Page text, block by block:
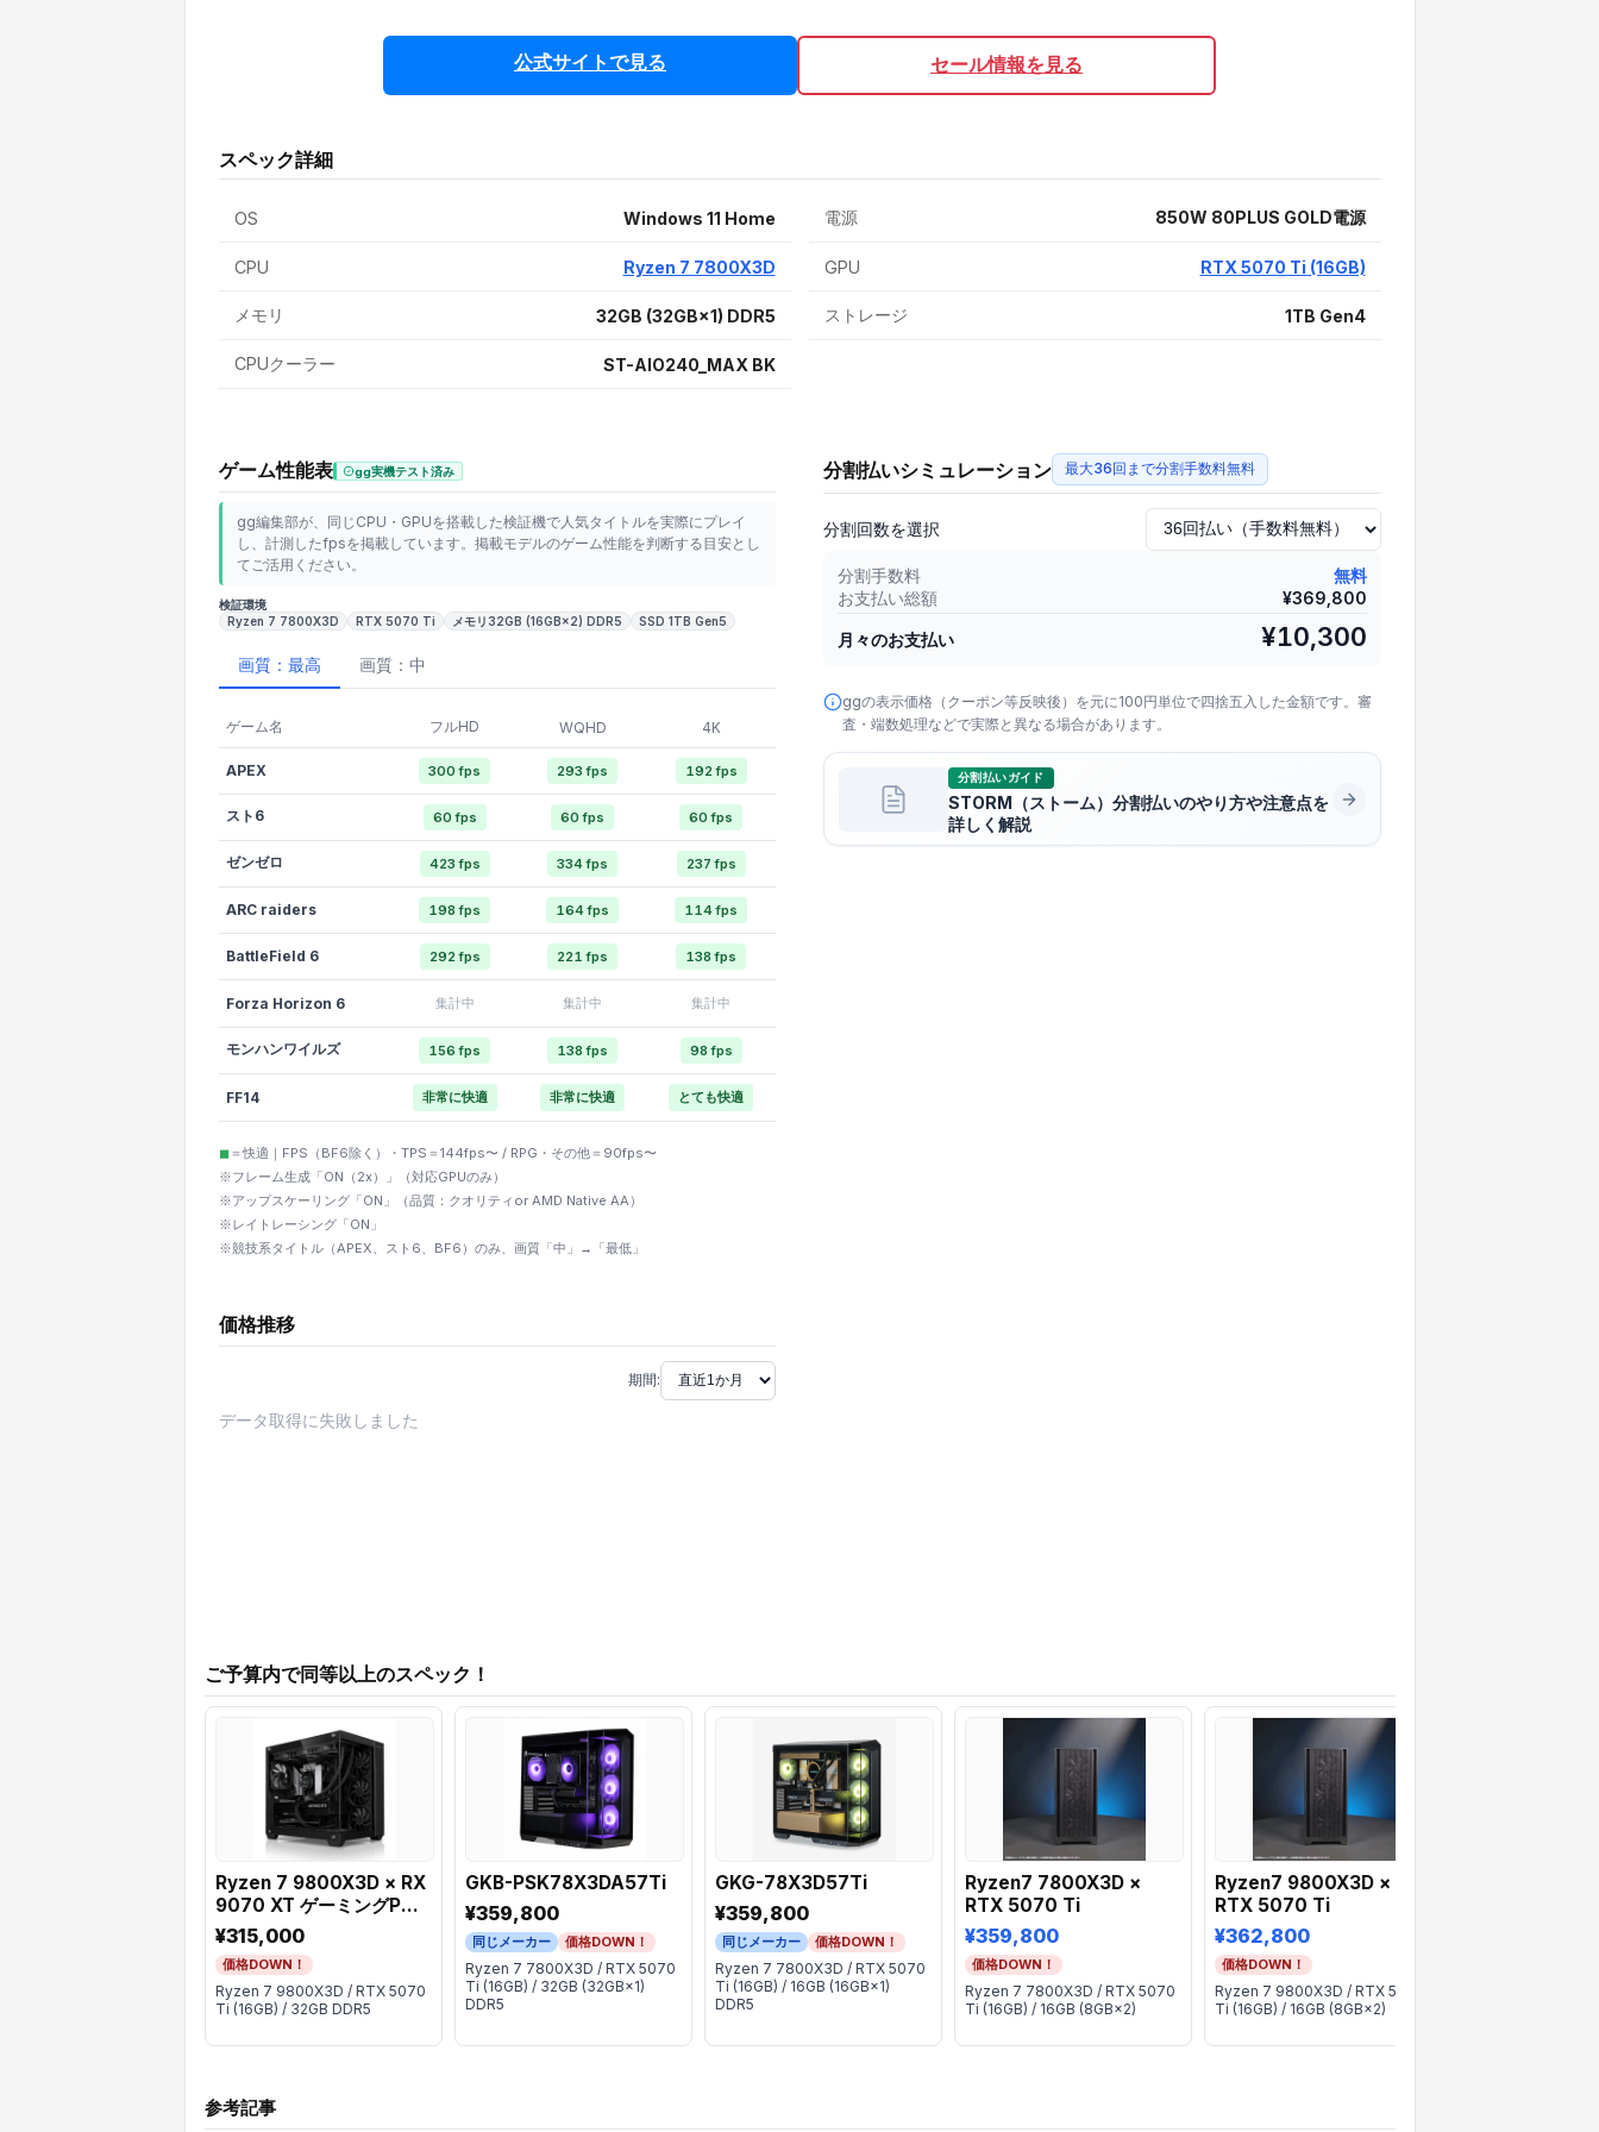
公式サイトで見る セール情報を見る
スペック詳細
OS Windows 11 Home
CPU Ryzen 7 7800X3D
メモリ 32GB (32GB×1) DDR5
CPUクーラー ST-AIO240_MAX BK
電源 850W 80PLUS GOLD電源
GPU RTX 5070 Ti (16GB)
ストレージ 1TB Gen4
ゲーム性能表 gg実機テスト済み
gg編集部が、同じCPU・GPUを搭載した検証機で人気タイトルを実際にプレイ
し、計測したfpsを掲載しています。掲載モデルのゲーム性能を判断する目安とし
てご活用ください。
検証環境
Ryzen 7 7800X3D
RTX 5070 Ti メモリ32GB (16GB×2) DDR5 SSD 1TB Gen5
画質：最高 画質：中
ゲーム名 フルHD WQHD 4K
APEX 300 fps 293 fps 192 fps
スト6 60 fps 60 fps 60 fps
ゼンゼロ 423 fps 334 fps 237 fps
ARC raiders 198 fps 164 fps 114 fps
BattleField 6 292 fps 221 fps 138 fps
Forza Horizon 6 集計中 集計中 集計中
モンハンワイルズ 156 fps 138 fps 98 fps
FF14 非常に快適 非常に快適 とても快適
◼︎＝快適｜FPS（BF6除く）・TPS＝144fps〜 / RPG・その他＝90fps〜
※フレーム生成「ON（2x）」（対応GPUのみ）
※アップスケーリング「ON」（品質：クオリティor AMD Native AA）
※レイトレーシング「ON」
※競技系タイトル（APEX、スト6、BF6）のみ、画質「中」→「最低」
分割払いシミュレーション 最大36回まで分割手数料無料
分割回数を選択
分割手数料
無料
お支払い総額
¥369,800
月々のお支払い ¥10,300
ggの表示価格（クーポン等反映後）を元に100円単位で四捨五入した金額です。審
査・端数処理などで実際と異なる場合があります。
分割払いガイド
STORM（ストーム）分割払いのやり方や注意点を
詳しく解説
価格推移
期間:
データ取得に失敗しました
ご予算内で同等以上のスペック！
Ryzen 7 9800X3D × RX
9070 XT ゲーミングPC
BTO | Astromeda
¥315,000
価格DOWN！
Ryzen 7 9800X3D / RTX 5070
Ti (16GB) / 32GB DDR5
GKB-PSK78X3DA57Ti
¥359,800
同じメーカー 価格DOWN！
Ryzen 7 7800X3D / RTX 5070
Ti (16GB) / 32GB (32GB×1)
DDR5
GKG-78X3D57Ti
¥359,800
同じメーカー 価格DOWN！
Ryzen 7 7800X3D / RTX 5070
Ti (16GB) / 16GB (16GB×1)
DDR5
Ryzen7 7800X3D ×
RTX 5070 Ti
¥359,800
価格DOWN！
Ryzen 7 7800X3D / RTX 5070
Ti (16GB) / 16GB (8GB×2)
Ryzen7 9800X3D ×
RTX 5070 Ti
¥362,800
価格DOWN！
Ryzen 7 9800X3D / RTX 5070
Ti (16GB) / 16GB (8GB×2)
参考記事